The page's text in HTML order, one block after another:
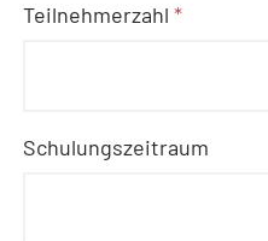
Teilnehmerzahl*
Schulungszeitraum